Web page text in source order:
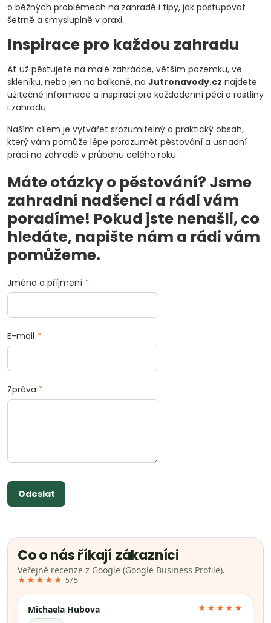
o běžných problémech na zahradě i tipy, jak postupovat
šetrně a smysluplně v praxi.
Inspirace pro každou zahradu
Ať už pěstujete na malé zahrádce, větším pozemku, ve
skleníku, nebo jen na balkoně, na Jutronavody.cz najdete
užitečné informace a inspiraci pro každodenní péči o rostliny
i zahradu.
Naším cílem je vytvářet srozumitelný a praktický obsah,
který vám pomůže lépe porozumět pěstování a usnadní
práci na zahradě v průběhu celého roku.
Máte otázky o pěstování? Jsme
zahradní nadšenci a rádi vám
poradíme! Pokud jste nenašli, co
hledáte, napište nám a rádi vám
pomůžeme.
Jméno a příjmení *
E-mail *
Zpráva *
Odeslat
Co o nás říkají zákazníci
Veřejné recenze z Google (Google Business Profile).
★★★★★ 5/5
Michaela Hubova ★★★★★